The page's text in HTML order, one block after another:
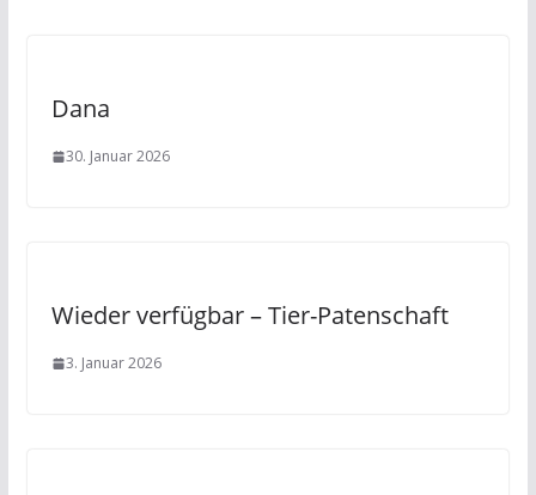
Dana
30. Januar 2026
Wieder verfügbar – Tier-Patenschaft
3. Januar 2026